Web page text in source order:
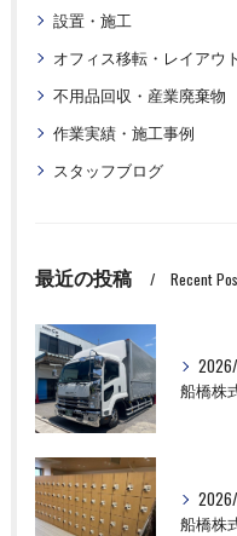
設置・施工
オフィス移転・レイアウ
不用品回収・産業廃棄物
作業実績・施工事例
スタッフブログ
最近の投稿 Recent